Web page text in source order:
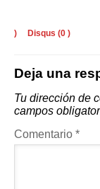
) Disqus (0 )
Deja una
Tu dirección de
campos
Comentario *